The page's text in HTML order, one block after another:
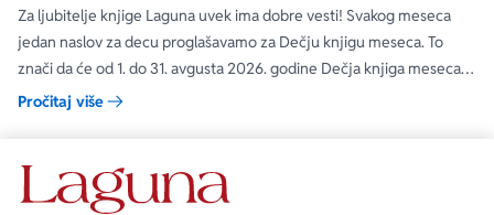
Za ljubitelje knjige Laguna uvek ima dobre vesti! Svakog meseca
jedan naslov za decu proglašavamo za Dečju knjigu meseca. To
znači da će od 1. do 31. avgusta 2026. godine Dečja knjiga meseca
moći da se kupi na specijalnom popustu od 30%. Uz ovaj popust ne
Pročitaj više